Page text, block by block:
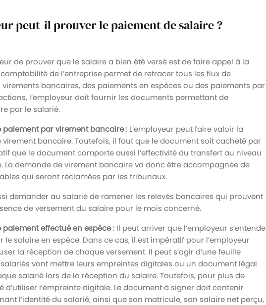
peut-il prouver le paiement de salaire ?
de prouver que le salaire a bien été versé est de faire appel à la
de l’entreprise permet de retracer tous les flux de
bancaires, des paiements en espèces ou des paiements par
l’employeur doit fournir les documents permettant de
par le salarié.
par virement bancaire : L’employeur peut faire valoir la
bancaire. Toutefois, il faut que le document soit cacheté par
que le document comporte aussi l’effectivité du transfert au niveau
La demande de virement bancaire va donc être accompagnée de
qui seront réclamées par les tribunaux.
demander au salarié de ramener les relevés bancaires qui prouvent
de versement du salaire pour le mois concerné.
effectué en espèce : Il peut arriver que l’employeur s’entende
salaire en espèce. Dans ce cas, il est impératif pour l’employeur
la réception de chaque versement. Il peut s’agir d’une feuille
vont mettre leurs empreintes digitales ou un document légal
salarié lors de la réception du salaire. Toutefois, pour plus de
l’empreinte digitale. Le document à signer doit contenir
l’identité du salarié, ainsi que son matricule, son salaire net perçu,